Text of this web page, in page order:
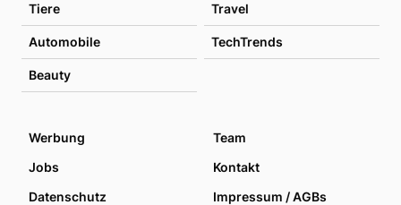
Tiere Travel
Automobile TechTrends
Beauty
Werbung
Team
Jobs
Kontakt
Datenschutz
Impressum / AGBs